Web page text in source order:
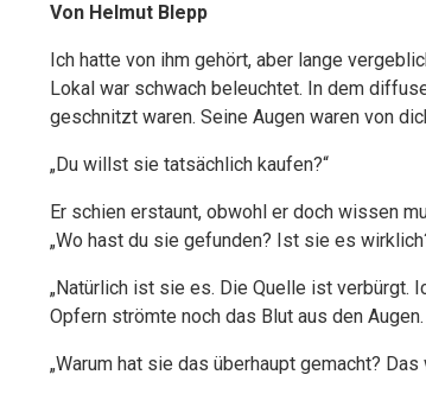
Von Helmut Blepp
Ich hatte von ihm gehört, aber lange
Lokal war schwach beleuchtet. In dem
geschnitzt waren. Seine Augen waren von
„Du willst sie tatsächlich kaufen?“
Er schien erstaunt, obwohl er doch wissen
„Wo hast du sie gefunden? Ist sie es
„Natürlich ist sie es. Die Quelle ist verbürgt.
Opfern strömte noch das Blut aus den
„Warum hat sie das überhaupt gemacht? Das